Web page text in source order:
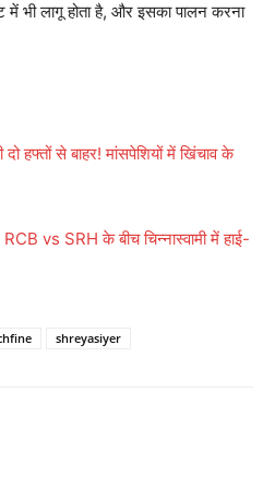
में भी लागू होता है, और इसका पालन करना
हफ्तों से बाहर! मांसपेशियों में खिंचाव के
vs SRH के बीच चिन्नास्वामी में हाई-
shreyasiyer